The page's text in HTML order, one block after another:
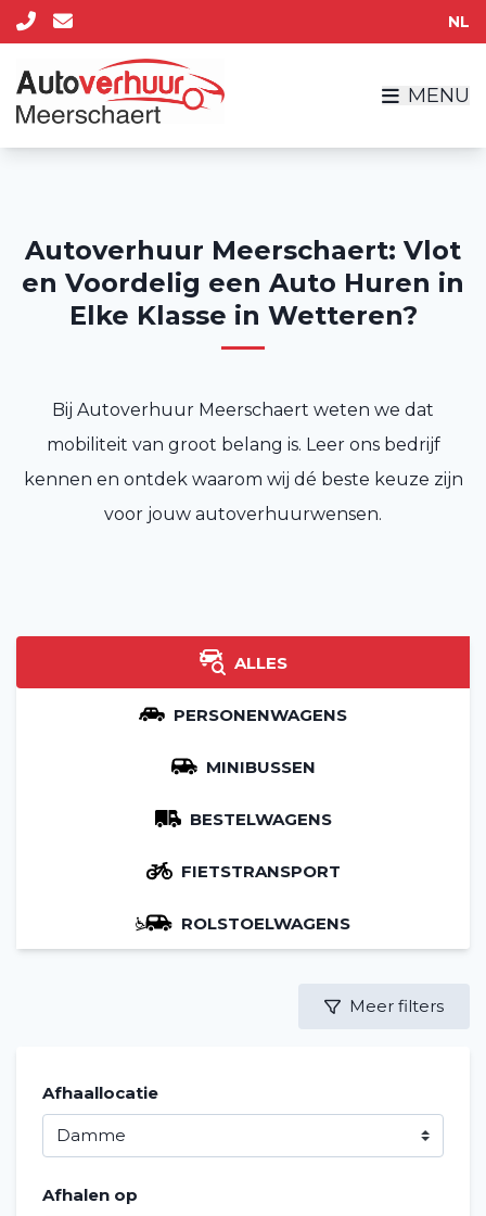
NL
MENU
Autoverhuur Meerschaert: Vlot
en Voordelig een Auto Huren in
Elke Klasse in Wetteren?
Bij Autoverhuur Meerschaert weten we dat
mobiliteit van groot belang is. Leer ons bedrijf
kennen en ontdek waarom wij dé beste keuze zijn
voor jouw autoverhuurwensen.
ALLES
PERSONENWAGENS
MINIBUSSEN
BESTELWAGENS
FIETSTRANSPORT
ROLSTOELWAGENS
Meer filters
Afhaallocatie
Afhalen op